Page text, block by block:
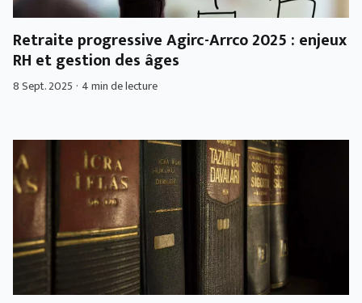
Retraite progressive Agirc-Arrco 2025 : enjeux
RH et gestion des âges
8 Sept. 2025 · 4 min de lecture